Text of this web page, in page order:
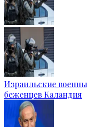
Израильские
беженцев Каландия